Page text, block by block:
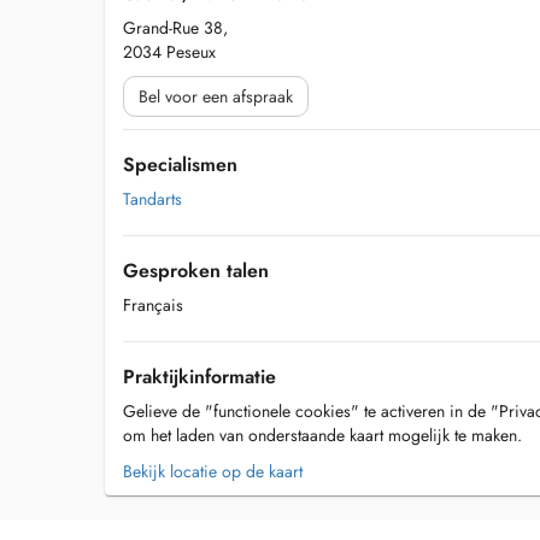
Grand-Rue 38,
2034 Peseux
Bel voor een afspraak
Specialismen
Tandarts
Gesproken talen
Français
Praktijkinformatie
Gelieve de "functionele cookies" te activeren in de
om het laden van onderstaande kaart mogelijk te maken.
Bekijk locatie op de kaart